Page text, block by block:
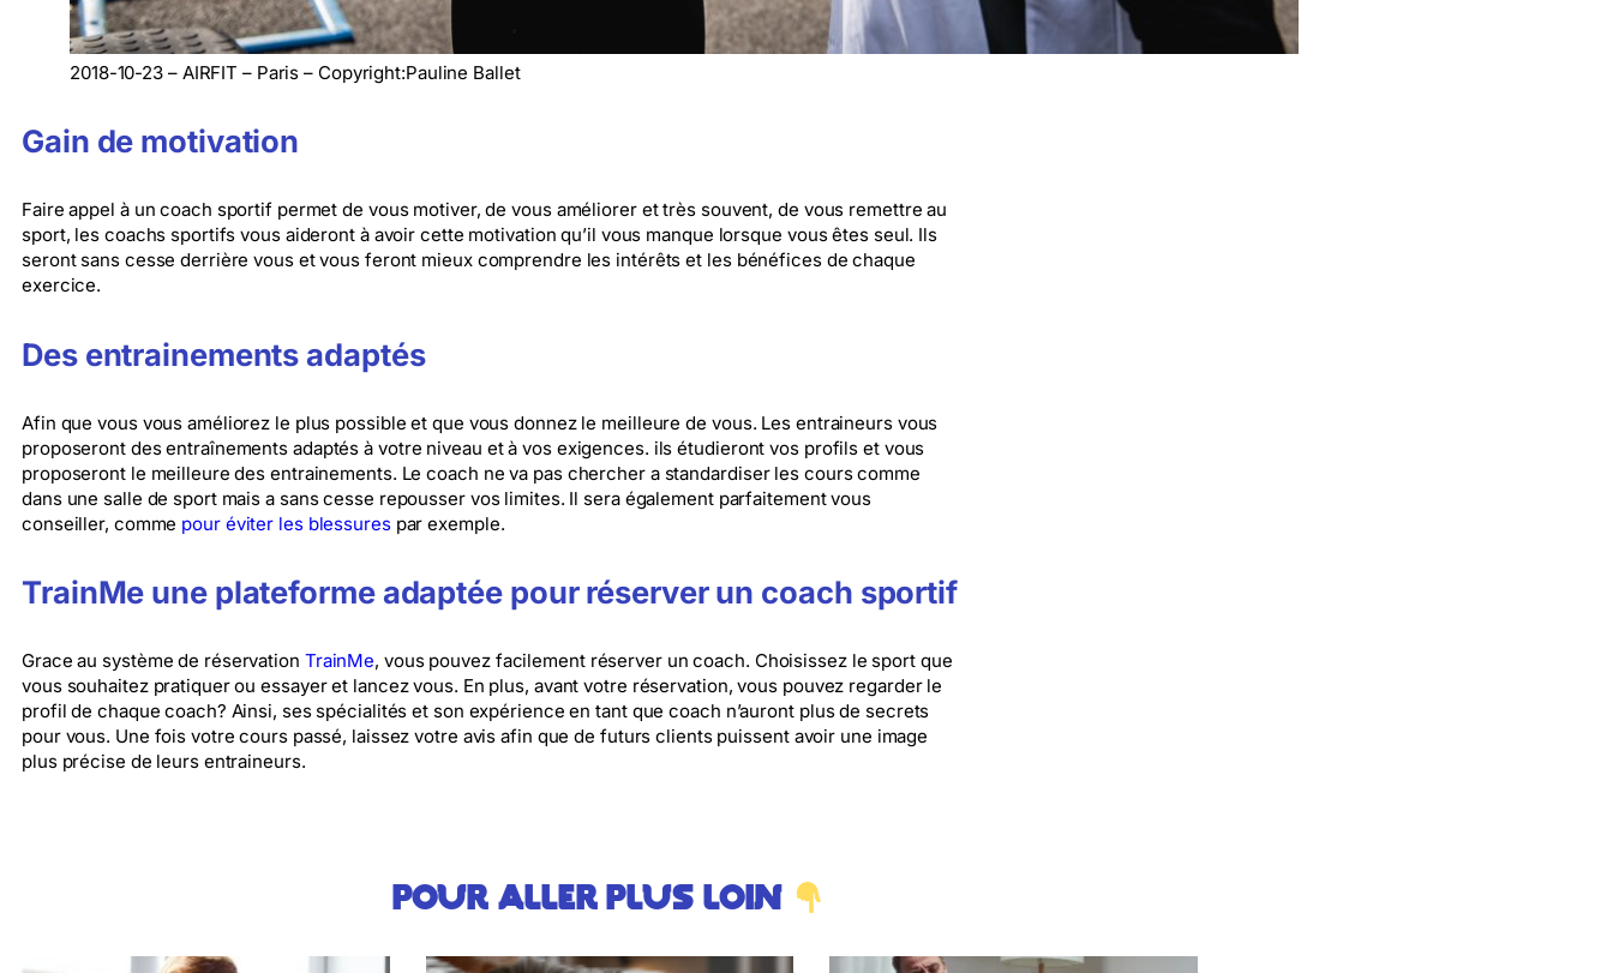
2018-10-23 – AIRFIT – Paris – Copyright:Pauline Ballet
Gain de motivation
Faire appel à un coach sportif permet de vous motiver, de vous améliorer et très souvent, de vous remettre au
sport, les coachs sportifs vous aideront à avoir cette motivation qu’il vous manque lorsque vous êtes seul. Ils
seront sans cesse derrière vous et vous feront mieux comprendre les intérêts et les bénéfices de chaque
exercice.
Des entrainements adaptés
Afin que vous vous améliorez le plus possible et que vous donnez le meilleure de vous. Les entraineurs vous
proposeront des entraînements adaptés à votre niveau et à vos exigences. ils étudieront vos profils et vous
proposeront le meilleure des entrainements. Le coach ne va pas chercher a standardiser les cours comme
dans une salle de sport mais a sans cesse repousser vos limites. Il sera également parfaitement vous
conseiller, comme pour éviter les blessurespar exemple.
TrainMe une plateforme adaptée pour réserver un coach sportif
Grace au système de réservation TrainMe, vous pouvez facilement réserver un coach. Choisissez le sport que
vous souhaitez pratiquer ou essayer et lancez vous. En plus, avant votre réservation, vous pouvez regarder le
profil de chaque coach? Ainsi, ses spécialités et son expérience en tant que coach n’auront plus de secrets
pour vous. Une fois votre cours passé, laissez votre avis afin que de futurs clients puissent avoir une image
plus précise de leurs entraineurs.
Pour aller plus loin